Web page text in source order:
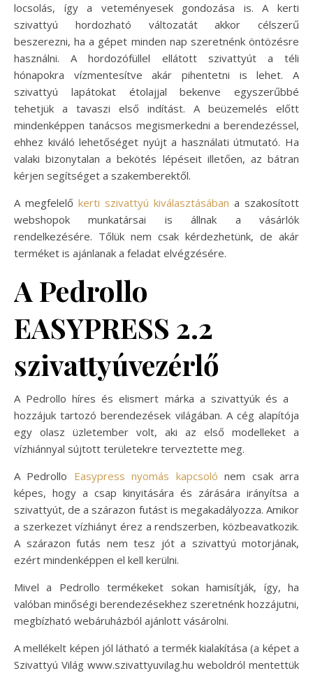
locsolás, így a veteményesek gondozása is. A kerti
szivattyú hordozható változatát akkor célszerű
beszerezni, ha a gépet minden nap szeretnénk öntözésre
használni. A hordozófüllel ellátott szivattyút a téli
hónapokra vízmentesítve akár pihentetni is lehet. A
szivattyú lapátokat étolajjal bekenve egyszerűbbé
tehetjük a tavaszi első indítást. A beüzemelés előtt
mindenképpen tanácsos megismerkedni a berendezéssel,
ehhez kiváló lehetőséget nyújt a használati útmutató. Ha
valaki bizonytalan a bekötés lépéseit illetően, az bátran
kérjen segítséget a szakemberektől.
A megfelelő kerti szivattyú kiválasztásában a szakosított
webshopok munkatársai is állnak a vásárlók
rendelkezésére. Tőlük nem csak kérdezhetünk, de akár
terméket is ajánlanak a feladat elvégzésére.
A Pedrollo
EASYPRESS 2.2
szivattyúvezérlő
A Pedrollo híres és elismert márka a szivattyúk és a
hozzájuk tartozó berendezések világában. A cég alapítója
egy olasz üzletember volt, aki az első modelleket a
vízhiánnyal sújtott területekre terveztette meg.
A Pedrollo Easypress nyomás kapcsoló nem csak arra
képes, hogy a csap kinyitására és zárására irányítsa a
szivattyút, de a szárazon futást is megakadályozza. Amikor
a szerkezet vízhiányt érez a rendszerben, közbeavatkozik.
A szárazon futás nem tesz jót a szivattyú motorjának,
ezért mindenképpen el kell kerülni.
Mivel a Pedrollo termékeket sokan hamisítják, így, ha
valóban minőségi berendezésekhez szeretnénk hozzájutni,
megbízható webáruházból ajánlott vásárolni.
A mellékelt képen jól látható a termék kialakítása (a képet a
Szivattyú Világ www.szivattyuvilag.hu weboldról mentettük